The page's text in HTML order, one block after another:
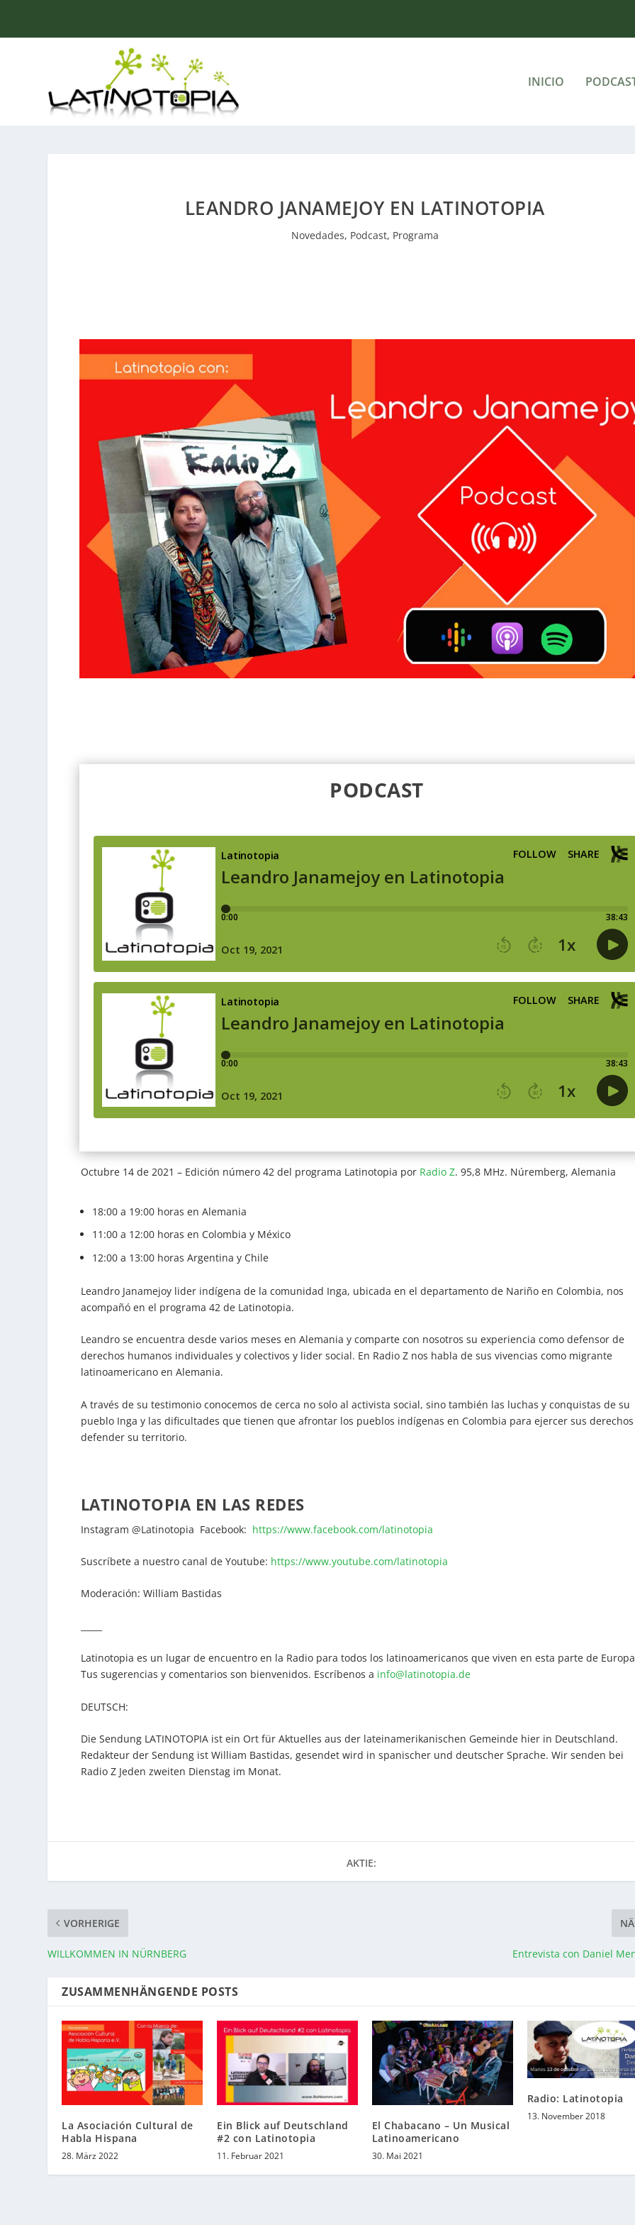
INICIO
LEANDRO JANAMEJOY EN LATINOTOPIA
Novedades, Podcast, Programa
PODCAST
Octubre 14 de 2021 – Edición número 42 del programa Latinotopia por Radio Z. 95,8 MHz. Núremberg, Alemania
18:00 a 19:00 horas en Alemania
11:00 a 12:00 horas en Colombia y México
12:00 a 13:00 horas Argentina y Chile
Leandro Janamejoy lider indígena de la comunidad Inga, ubicada en el departamento de Nariño en Colombia, nos
acompañó en el programa 42 de Latinotopia.
Leandro se encuentra desde varios meses en Alemania y comparte con nosotros su experiencia como defensor de
derechos humanos individuales y colectivos y lider social. En Radio Z nos habla de sus vivencias como migrante
latinoamericano en Alemania.
A través de su testimonio conocemos de cerca no solo al activista social, sino también las luchas y conquistas de su
pueblo Inga y las dificultades que tienen que afrontar los pueblos indígenas en Colombia para ejercer sus
defender su territorio.
LATINOTOPIA EN LAS REDES
Instagram @Latinotopia Facebook: https://www.facebook.com/latinotopia
Suscríbete a nuestro canal de Youtube: https://www.youtube.com/latinotopia
Moderación: William Bastidas
Latinotopia es un lugar de encuentro en la Radio para todos los latinoamericanos que viven en esta parte de
Tus sugerencias y comentarios son bienvenidos. Escríbenos a info@latinotopia.de
DEUTSCH:
Die Sendung LATINOTOPIA ist ein Ort für Aktuelles aus der lateinamerikanischen Gemeinde hier in Deutschland.
Redakteur der Sendung ist William Bastidas, gesendet wird in spanischer und deutscher Sprache. Wir senden bei
Radio Z Jeden zweiten Dienstag im Monat.
AKTIE:
VORHERIGE
WILLKOMMEN IN NÜRNBERG Entrevista con Daniel
ZUSAMMENHÄNGENDE POSTS
La Asociación Cultural de
Habla Hispana
28. März 2022
Ein Blick auf Deutschland
#2 con Latinotopia
11. Februar 2021
El Chabacano – Un Musical
Latinoamericano
30. Mai 2021
Radio: Latinotopia
13. November 2018